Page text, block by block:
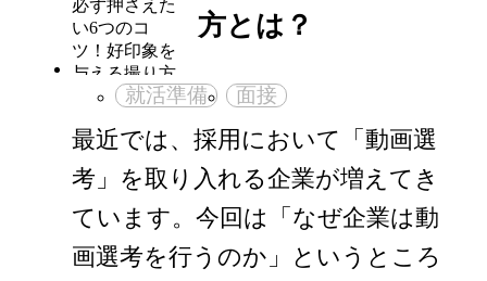
方とは？
就活準備 面接
最近では、採用において「動画選
考」を取り入れる企業が増えてき
ています。今回は「なぜ企業は動
画選考を行うのか」というところ